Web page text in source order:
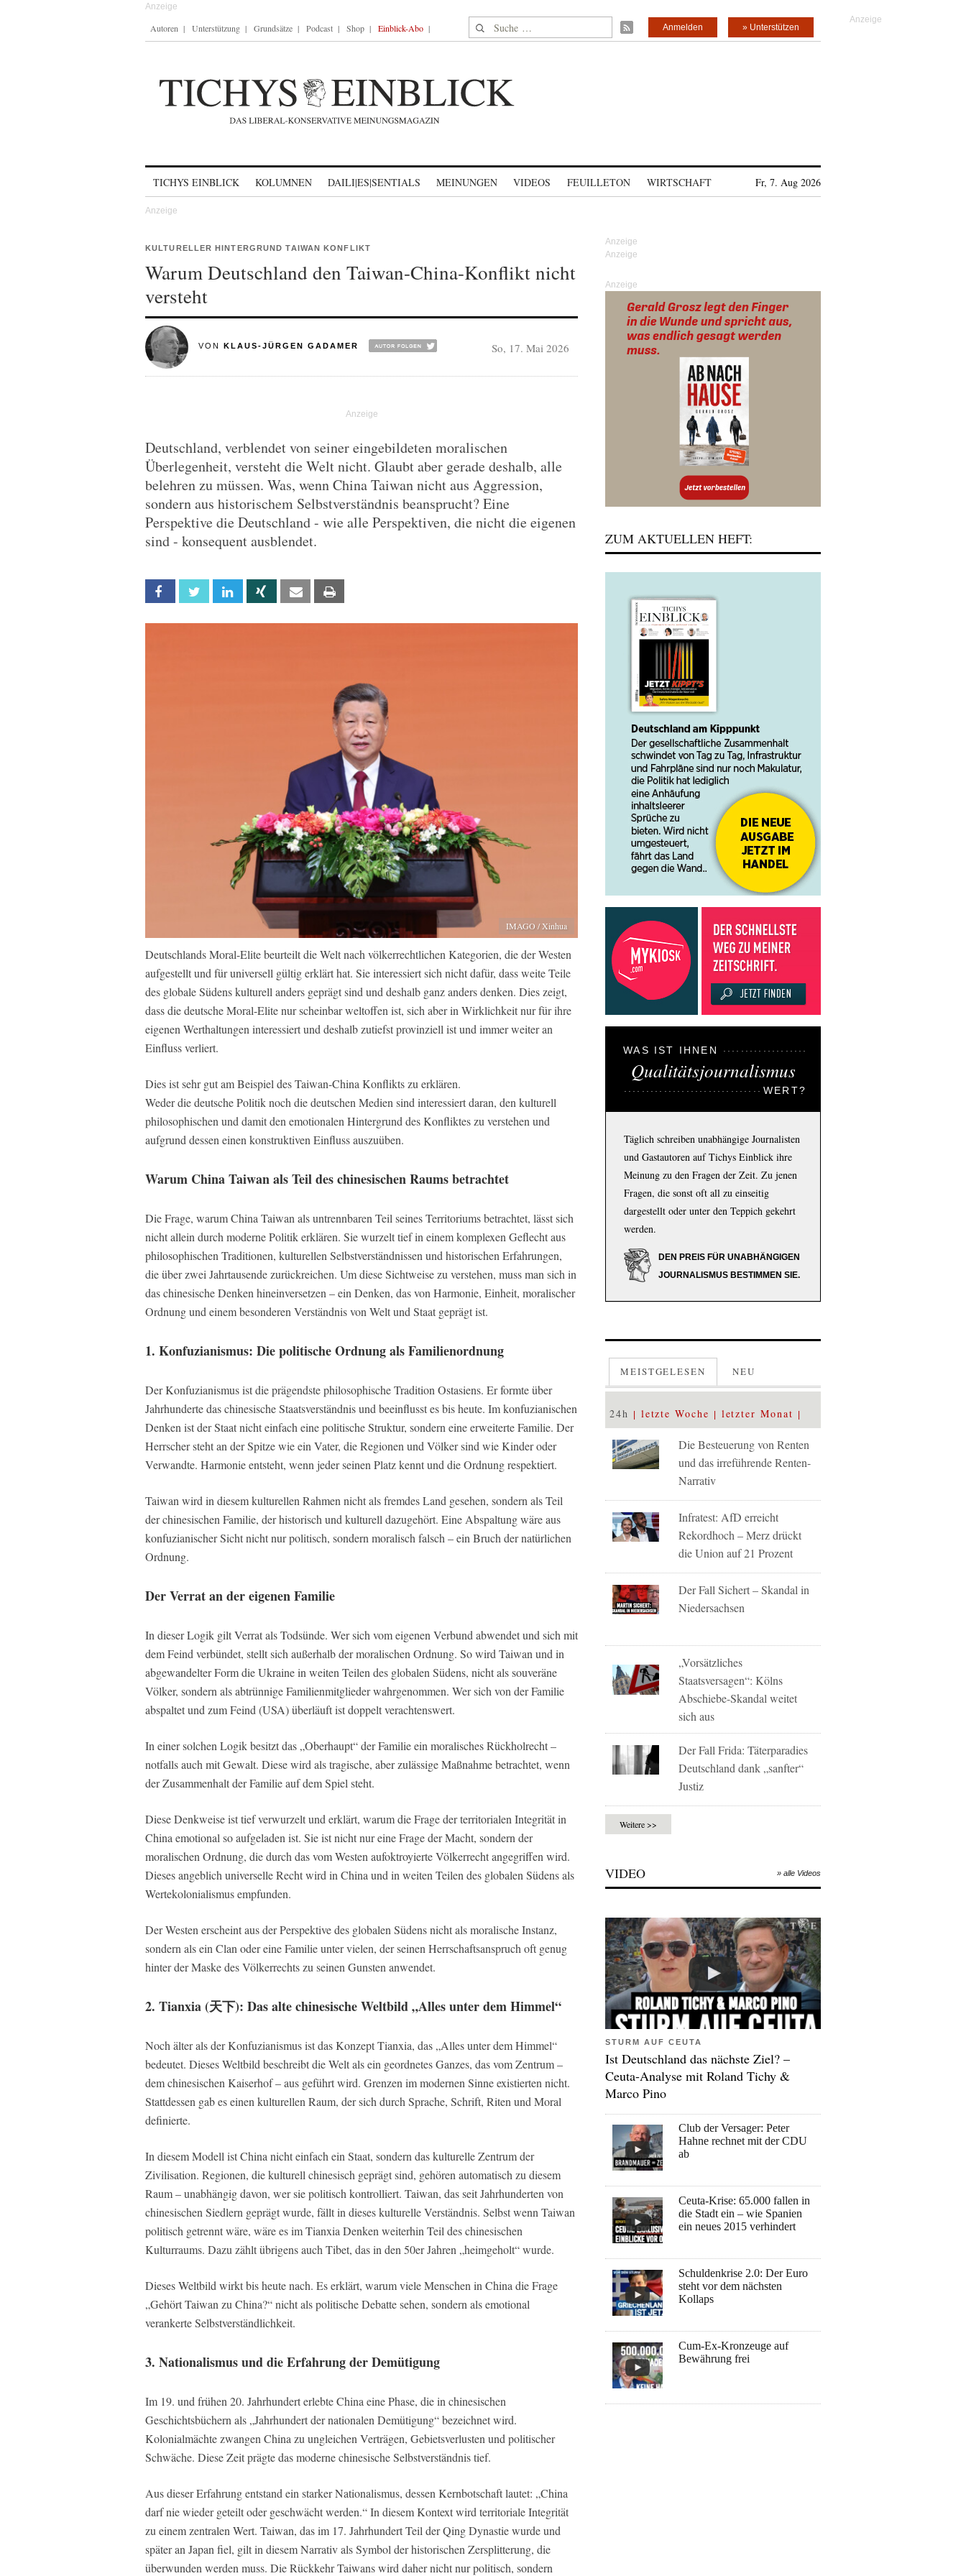
Autoren Unterstützung Grundsätze Podcast Shop Einblick-Abo Suche nach: » Unterstützen
Anmelden
TICHYS EINBLICK KOLUMNEN DAILI|ES|SENTIALS MEINUNGEN VIDEOS FEUILLETON WIRTSCHAFT Fr, 7. Aug 2026
KULTURELLER HINTERGRUND TAIWAN KONFLIKT
Warum Deutschland den Taiwan-China-Konflikt nicht
versteht
VON KLAUS-JÜRGEN GADAMER So, 17. Mai 2026
Deutschland, verblendet von seiner eingebildeten moralischen
Überlegenheit, versteht die Welt nicht. Glaubt aber gerade deshalb, alle
belehren zu müssen. Was, wenn China Taiwan nicht aus Aggression,
sondern aus historischem Selbstverständnis beansprucht? Eine
Perspektive die Deutschland - wie alle Perspektiven, die nicht die eigenen
sind - konsequent ausblendet.
Facebook Twitter Linkedin Xing Email
IMAGO / Xinhua
Deutschlands Moral-Elite beurteilt die Welt nach völkerrechtlichen Kategorien, die der Westen
aufgestellt und für universell gültig erklärt hat. Sie interessiert sich nicht dafür, dass weite Teile
des globale Südens kulturell anders geprägt sind und deshalb ganz anders denken. Dies zeigt,
dass die deutsche Moral-Elite nur scheinbar weltoffen ist, sich aber in Wirklichkeit nur für ihre
eigenen Werthaltungen interessiert und deshalb zutiefst provinziell ist und immer weiter an
Einfluss verliert.
Dies ist sehr gut am Beispiel des Taiwan-China Konflikts zu erklären.
Weder die deutsche Politik noch die deutschen Medien sind interessiert daran, den kulturell
philosophischen und damit den emotionalen Hintergrund des Konfliktes zu verstehen und
aufgrund dessen einen konstruktiven Einfluss auszuüben.
Warum China Taiwan als Teil des chinesischen Raums betrachtet
Die Frage, warum China Taiwan als untrennbaren Teil seines Territoriums betrachtet, lässt sich
nicht allein durch moderne Politik erklären. Sie wurzelt tief in einem komplexen Geflecht aus
philosophischen Traditionen, kulturellen Selbstverständnissen und historischen Erfahrungen,
die über zwei Jahrtausende zurückreichen. Um diese Sichtweise zu verstehen, muss man sich in
das chinesische Denken hineinversetzen – ein Denken, das von Harmonie, Einheit, moralischer
Ordnung und einem besonderen Verständnis von Welt und Staat geprägt ist.
1. Konfuzianismus: Die politische Ordnung als Familienordnung
Der Konfuzianismus ist die prägendste philosophische Tradition Ostasiens. Er formte über
Jahrhunderte das chinesische Staatsverständnis und beeinflusst es bis heute. Im konfuzianischen
Denken ist der Staat nicht einfach eine politische Struktur, sondern eine erweiterte Familie. Der
Herrscher steht an der Spitze wie ein Vater, die Regionen und Völker sind wie Kinder oder
Verwandte. Harmonie entsteht, wenn jeder seinen Platz kennt und die Ordnung respektiert.
Taiwan wird in diesem kulturellen Rahmen nicht als fremdes Land gesehen, sondern als Teil
der chinesischen Familie, der historisch und kulturell dazugehört. Eine Abspaltung wäre aus
konfuzianischer Sicht nicht nur politisch, sondern moralisch falsch – ein Bruch der natürlichen
Ordnung.
Der Verrat an der eigenen Familie
In dieser Logik gilt Verrat als Todsünde. Wer sich vom eigenen Verbund abwendet und sich mit
dem Feind verbündet, stellt sich außerhalb der moralischen Ordnung. So wird Taiwan und in
abgewandelter Form die Ukraine in weiten Teilen des globalen Südens, nicht als souveräne
Völker, sondern als abtrünnige Familienmitglieder wahrgenommen. Wer sich von der Familie
abspaltet und zum Feind (USA) überläuft ist doppelt verachtenswert.
In einer solchen Logik besitzt das „Oberhaupt“ der Familie ein moralisches Rückholrecht –
notfalls auch mit Gewalt. Diese wird als tragische, aber zulässige Maßnahme betrachtet, wenn
der Zusammenhalt der Familie auf dem Spiel steht.
Diese Denkweise ist tief verwurzelt und erklärt, warum die Frage der territorialen Integrität in
China emotional so aufgeladen ist. Sie ist nicht nur eine Frage der Macht, sondern der
moralischen Ordnung, die durch das vom Westen aufoktroyierte Völkerrecht angegriffen wird.
Dieses angeblich universelle Recht wird in China und in weiten Teilen des globalen Südens als
Wertekolonialismus empfunden.
Der Westen erscheint aus der Perspektive des globalen Südens nicht als moralische Instanz,
sondern als ein Clan oder eine Familie unter vielen, der seinen Herrschaftsanspruch oft genug
hinter der Maske des Völkerrechts zu seinen Gunsten anwendet.
2. Tianxia (天下): Das alte chinesische Weltbild „Alles unter dem Himmel“
Noch älter als der Konfuzianismus ist das Konzept Tianxia, das „Alles unter dem Himmel“
bedeutet. Dieses Weltbild beschreibt die Welt als ein geordnetes Ganzes, das vom Zentrum –
dem chinesischen Kaiserhof – aus geführt wird. Grenzen im modernen Sinne existierten nicht.
Stattdessen gab es einen kulturellen Raum, der sich durch Sprache, Schrift, Riten und Moral
definierte.
In diesem Modell ist China nicht einfach ein Staat, sondern das kulturelle Zentrum der
Zivilisation. Regionen, die kulturell chinesisch geprägt sind, gehören automatisch zu diesem
Raum – unabhängig davon, wer sie politisch kontrolliert. Taiwan, das seit Jahrhunderten von
chinesischen Siedlern geprägt wurde, fällt in dieses kulturelle Verständnis. Selbst wenn Taiwan
politisch getrennt wäre, wäre es im Tianxia Denken weiterhin Teil des chinesischen
Kulturraums. Dazu zählt übrigens auch Tibet, das in den 50er Jahren „heimgeholt“ wurde.
Dieses Weltbild wirkt bis heute nach. Es erklärt, warum viele Menschen in China die Frage
„Gehört Taiwan zu China?“ nicht als politische Debatte sehen, sondern als emotional
verankerte Selbstverständlichkeit.
3. Nationalismus und die Erfahrung der Demütigung
Im 19. und frühen 20. Jahrhundert erlebte China eine Phase, die in chinesischen
Geschichtsbüchern als „Jahrhundert der nationalen Demütigung“ bezeichnet wird.
Kolonialmächte zwangen China zu ungleichen Verträgen, Gebietsverlusten und politischer
Schwäche. Diese Zeit prägte das moderne chinesische Selbstverständnis tief.
Aus dieser Erfahrung entstand ein starker Nationalismus, dessen Kernbotschaft lautet: „China
darf nie wieder geteilt oder geschwächt werden.“ In diesem Kontext wird territoriale Integrität
zu einem zentralen Wert. Taiwan, das im 17. Jahrhundert Teil der Qing Dynastie wurde und
später an Japan fiel, gilt in diesem Narrativ als Symbol der historischen Zersplitterung, die
überwunden werden muss. Die Rückkehr Taiwans wird daher nicht nur politisch, sondern
Anzeige
ZUM AKTUELLEN HEFT:
WAS IST IHNEN
Qualitätsjournalismus
WERT?
Täglich schreiben unabhängige Journalisten
und Gastautoren auf Tichys Einblick ihre
Meinung zu den Fragen der Zeit. Zu jenen
Fragen, die sonst oft all zu einseitig
dargestellt oder unter den Teppich gekehrt
werden.
DEN PREIS FÜR UNABHÄNGIGEN
JOURNALISMUS BESTIMMEN SIE.
MEISTGELESEN NEU
24h letzte Woche letzter Monat
Die Besteuerung von Renten
und das irreführende Renten-
Narrativ
Infratest: AfD erreicht
Rekordhoch – Merz drückt
die Union auf 21 Prozent
Der Fall Sichert – Skandal in
Niedersachsen
„Vorsätzliches
Staatsversagen“: Kölns
Abschiebe-Skandal weitet
sich aus
Der Fall Frida: Täterparadies
Deutschland dank „sanfter“
Justiz
Weitere >>
VIDEO » alle Videos
STURM AUF CEUTA
Ist Deutschland das nächste Ziel? –
Ceuta-Analyse mit Roland Tichy &
Marco Pino
Club der Versager: Peter
Hahne rechnet mit der CDU
ab
Ceuta-Krise: 65.000 fallen in
die Stadt ein – wie Spanien
ein neues 2015 verhindert
Schuldenkrise 2.0: Der Euro
steht vor dem nächsten
Kollaps
Cum-Ex-Kronzeuge auf
Bewährung frei